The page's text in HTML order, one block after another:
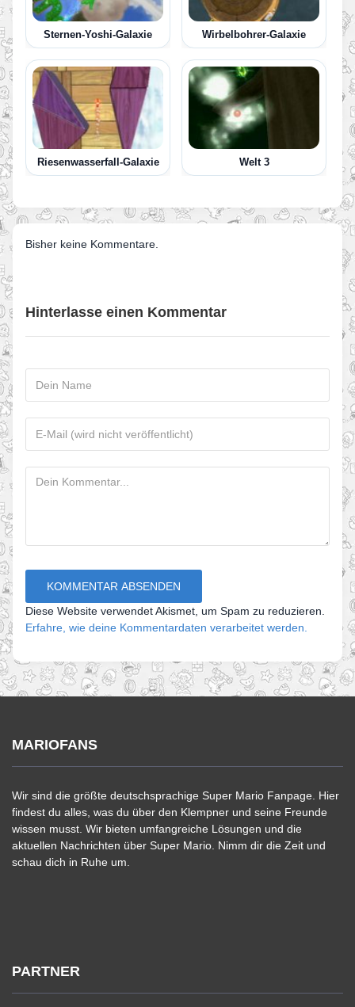
Sternen-Yoshi-Galaxie Wirbelbohrer-Galaxie
Riesenwasserfall-Galaxie Welt 3
Bisher keine Kommentare.
Hinterlasse einen Kommentar
Diese Website verwendet Akismet, um Spam zu reduzieren.
Erfahre, wie deine Kommentardaten verarbeitet werden.
MARIOFANS
Wir sind die größte deutschsprachige Super Mario Fanpage. Hier
findest du alles, was du über den Klempner und seine Freunde
wissen musst. Wir bieten umfangreiche Lösungen und die
aktuellen Nachrichten über Super Mario. Nimm dir die Zeit und
schau dich in Ruhe um.
PARTNER